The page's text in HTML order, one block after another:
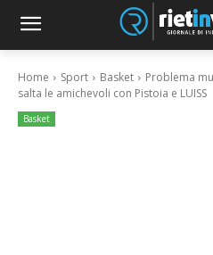
Home Sport Basket
Problema
salta le amichevoli con Pistoia e LUISS
Basket